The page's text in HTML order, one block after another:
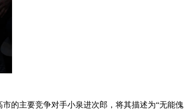
的主要竞争对手小泉进次郎，将其描述为“无能傀